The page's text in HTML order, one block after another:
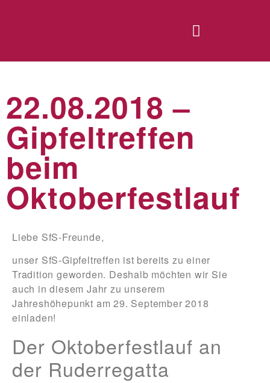
22.08.2018 –
Gipfeltreffen
beim
Oktoberfestlauf
Liebe SfS-Freunde,
unser SfS-Gipfeltreffen ist bereits zu einer
Tradition geworden. Deshalb möchten wir Sie
auch in diesem Jahr zu unserem
Jahreshöhepunkt am 29. September 2018
einladen!
Der Oktoberfestlauf an
der Ruderregatta